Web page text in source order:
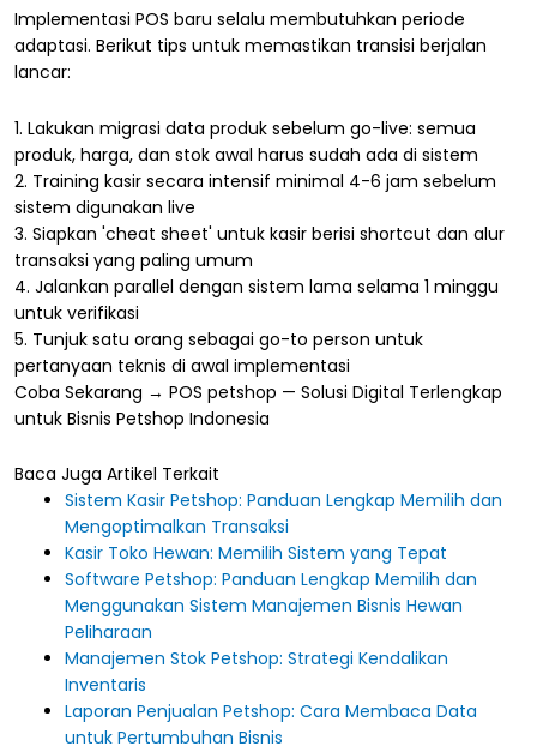
Implementasi POS baru selalu membutuhkan periode
adaptasi. Berikut tips untuk memastikan transisi berjalan
lancar:
1. Lakukan migrasi data produk sebelum go-live: semua
produk, harga, dan stok awal harus sudah ada di sistem
2. Training kasir secara intensif minimal 4-6 jam sebelum
sistem digunakan live
3. Siapkan 'cheat sheet' untuk kasir berisi shortcut dan alur
transaksi yang paling umum
4. Jalankan parallel dengan sistem lama selama 1 minggu
untuk verifikasi
5. Tunjuk satu orang sebagai go-to person untuk
pertanyaan teknis di awal implementasi
Coba Sekarang → POS petshop — Solusi Digital Terlengkap
untuk Bisnis Petshop Indonesia
Baca Juga Artikel Terkait
Sistem Kasir Petshop: Panduan Lengkap Memilih dan
Mengoptimalkan Transaksi
Kasir Toko Hewan: Memilih Sistem yang Tepat
Software Petshop: Panduan Lengkap Memilih dan
Menggunakan Sistem Manajemen Bisnis Hewan
Peliharaan
Manajemen Stok Petshop: Strategi Kendalikan
Inventaris
Laporan Penjualan Petshop: Cara Membaca Data
untuk Pertumbuhan Bisnis